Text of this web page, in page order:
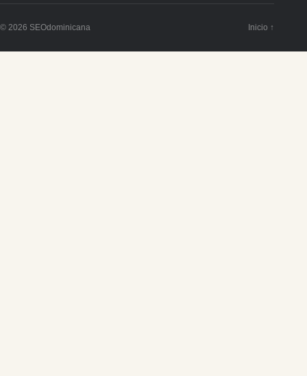
© 2026 SEOdominicana Inicio ↑